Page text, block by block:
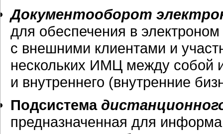
Документооборот
для обеспечения в
с внешними клиентами и
нескольких ИМЦ между собой
и внутреннего (внутренние
Подсистема
предназначенная для